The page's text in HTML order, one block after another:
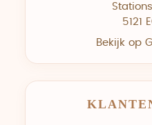
5121
Bekijk op